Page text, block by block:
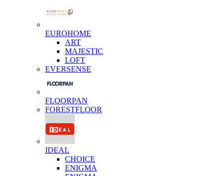
EUROHOME
ART
MAJESTIC
LOFT
EVERSENSE
FLOORPAN
FORESTFLOOR
IDEAL
CHOICE
ENIGMA